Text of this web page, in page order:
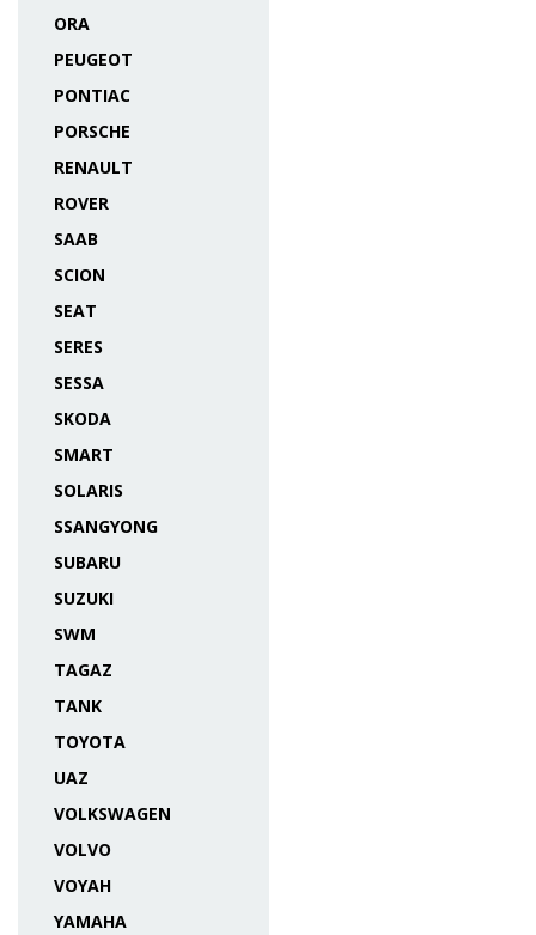
ORA
PEUGEOT
PONTIAC
PORSCHE
RENAULT
ROVER
SAAB
SCION
SEAT
SERES
SESSA
SKODA
SMART
SOLARIS
SSANGYONG
SUBARU
SUZUKI
SWM
TAGAZ
TANK
TOYOTA
UAZ
VOLKSWAGEN
VOLVO
VOYAH
YAMAHA